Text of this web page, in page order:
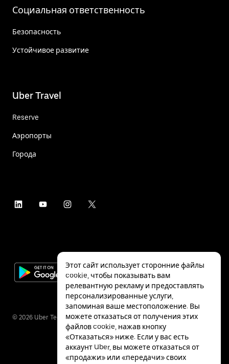
Социальная ответственность
Безопасность
Устойчивое развитие
Uber Travel
Reserve
Аэропорты
Города
© 2026 Uber Technologies Inc.
Этот сайт использует сторонние файлы
cookie, чтобы показывать вам
релевантную рекламу и предоставлять
персонализированные услуги,
запоминая ваше местоположение. Вы
можете отказаться от получения этих
файлов cookie, нажав кнопку
«Отказаться» ниже. Если у вас есть
аккаунт Uber, вы можете отказаться от
«продажи» или «передачи» своих